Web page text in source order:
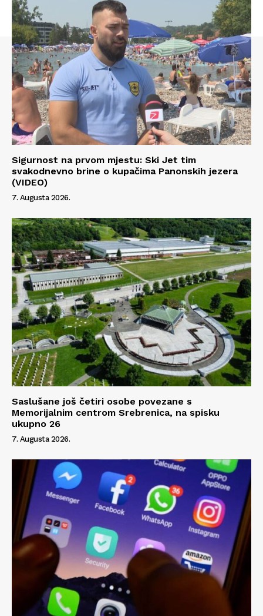
Info
O nama
Kontakt
Impressum
Sigurnost na prvom mjestu: Ski Jet tim
svakodnevno brine o kupačima Panonskih jezera
(VIDEO)
7. Augusta 2026.
Saslušane još četiri osobe povezane s
Memorijalnim centrom Srebrenica, na spisku
ukupno 26
7. Augusta 2026.